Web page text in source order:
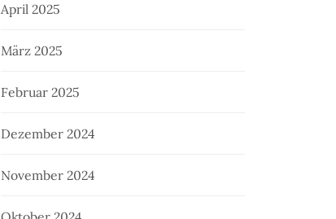
April 2025
März 2025
Februar 2025
Dezember 2024
November 2024